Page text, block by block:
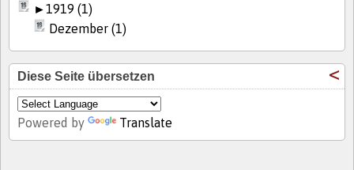
►1919 (1)
Dezember (1)
Diese Seite übersetzen
Powered by Translate